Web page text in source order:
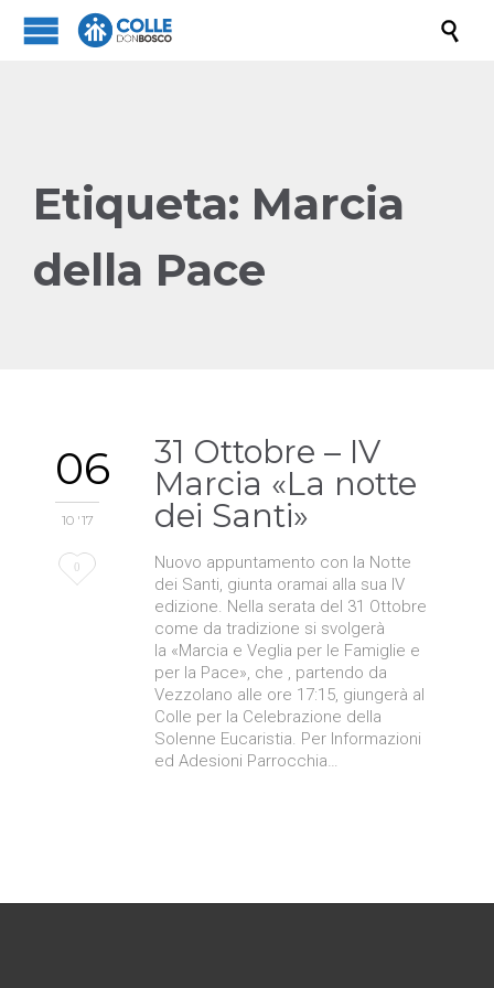

Etiqueta: Marcia
della Pace
06
10 '17
Love
0
31 Ottobre – IV
Marcia «La notte
dei Santi»
Nuovo appuntamento con la Notte
dei Santi, giunta oramai alla sua IV
edizione. Nella serata del 31 Ottobre
come da tradizione si svolgerà
la «Marcia e Veglia per le Famiglie e
per la Pace», che , partendo da
Vezzolano alle ore 17:15, giungerà al
Colle per la Celebrazione della
Solenne Eucaristia. Per Informazioni
ed Adesioni Parrocchia…